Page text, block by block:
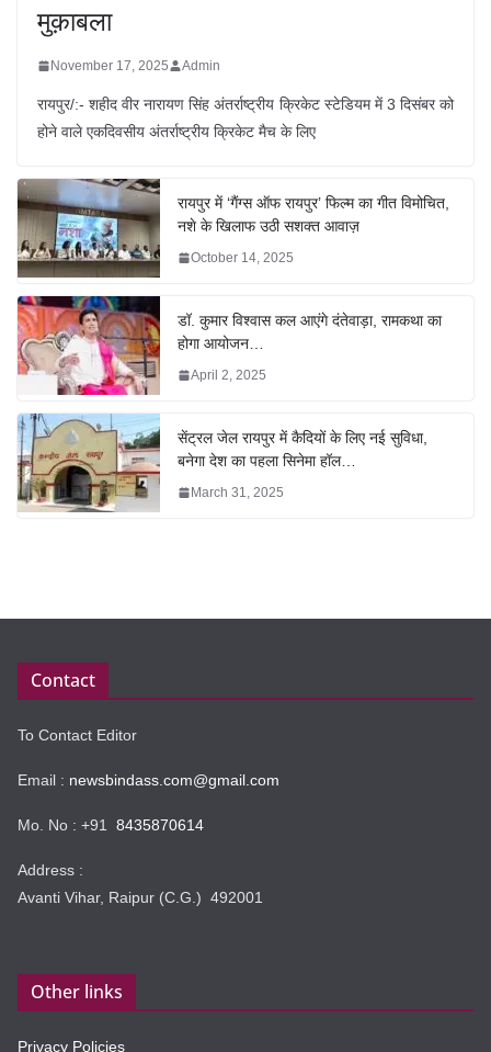
मुक़ाबला
November 17, 2025 Admin
रायपुर/:- शहीद वीर नारायण सिंह अंतर्राष्ट्रीय क्रिकेट स्टेडियम में 3 दिसंबर को
होने वाले एकदिवसीय अंतर्राष्ट्रीय क्रिकेट मैच के लिए
रायपुर में ‘गैंग्स ऑफ रायपुर’ फिल्म का गीत विमोचित,
नशे के खिलाफ उठी सशक्त आवाज़
October 14, 2025
डॉ. कुमार विश्वास कल आएंगे दंतेवाड़ा, रामकथा का
होगा आयोजन…
April 2, 2025
सेंट्रल जेल रायपुर में कैदियों के लिए नई सुविधा,
बनेगा देश का पहला सिनेमा हॉल…
March 31, 2025
Contact
To Contact Editor
Email : newsbindass.com@gmail.com
Mo. No : +91 8435870614
Address :
Avanti Vihar, Raipur (C.G.) 492001
Other links
Privacy Policies